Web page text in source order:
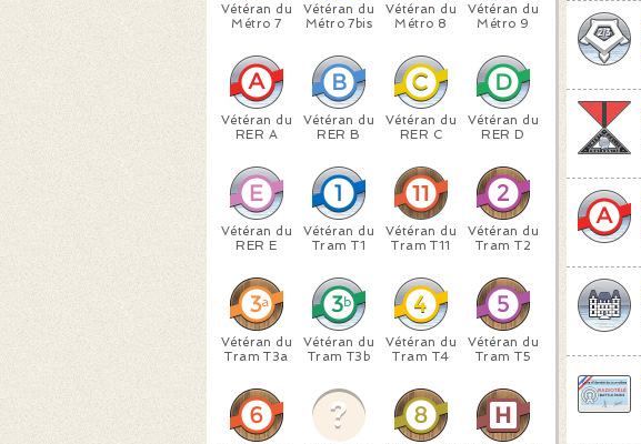
Vétéran du
Métro 7
Vétéran du
Métro 7bis
Vétéran du
Métro 8
Vétéran du
Métro 9
Vétéran du
RER A
Vétéran du
RER B
Vétéran du
RER C
Vétéran du
RER D
Vétéran du
RER E
Vétéran du
Tram T1
Vétéran du
Tram T11
Vétéran du
Tram T2
Vétéran du
Tram T3a
Vétéran du
Tram T3b
Vétéran du
Tram T4
Vétéran du
Tram T5